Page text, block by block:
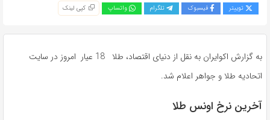
توییتر فیسبوک تلگرام واتساپ کپی لینک
به گزارش اکوایران به نقل از دنیای اقتصاد، طلا 18 عیار امروز در سایت
اتحادیه طلا و جواهر اعلام شد.
آخرین نرخ اونس طلا